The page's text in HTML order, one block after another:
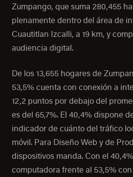
Zumpango, que suma 280,455
plenamente dentro del área de
Cuautitlan Izcalli, a 19 km, y
audiencia digital.
De los 13,655 hogares de
53,5% cuenta con conexión a
12,2 puntos por debajo del
es del 65,7%. El 40,4% dispone
indicador de cuánto del tráfico
móvil. Para Diseño Web y de
dispositivos manda. Con el
computadora frente al 53,5%